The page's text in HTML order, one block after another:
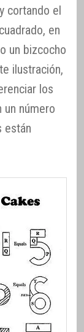
cortando el
en
un bizcocho
ilustración,
los
número
están